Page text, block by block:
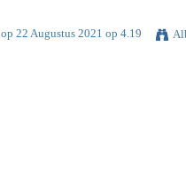
op 22 Augustus 2021 op 4.19